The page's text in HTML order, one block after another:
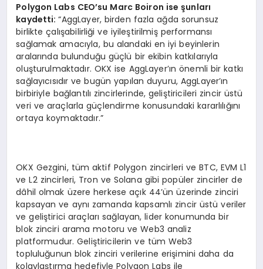
Polygon Labs CEO’su Marc Boiron ise şunları
kaydetti:“AggLayer, birden fazla ağda sorunsuz
birlikte çalışabilirliği ve iyileştirilmiş performansı
sağlamak amacıyla, bu alandaki en iyi beyinlerin
aralarında bulunduğu güçlü bir ekibin katkılarıyla
oluşturulmaktadır. OKX ise AggLayer’ın önemli bir katkı
sağlayıcısıdır ve bugün yapılan duyuru, AggLayer’ın
birbiriyle bağlantılı zincirlerinde, geliştiricileri zincir üstü
veri ve araçlarla güçlendirme konusundaki kararlılığını
ortaya koymaktadır.”
OKX Gezgini, tüm aktif Polygon zincirleri ve BTC, EVM L1
ve L2 zincirleri, Tron ve Solana gibi popüler zincirler de
dâhil olmak üzere herkese açık 44’ün üzerinde zinciri
kapsayan ve aynı zamanda kapsamlı zincir üstü veriler
ve geliştirici araçları sağlayan, lider konumunda bir
blok zinciri arama motoru ve Web3 analiz
platformudur. Geliştiricilerin ve tüm Web3
topluluğunun blok zinciri verilerine erişimini daha da
kolaylaştırma hedefiyle Polygon Labs ile